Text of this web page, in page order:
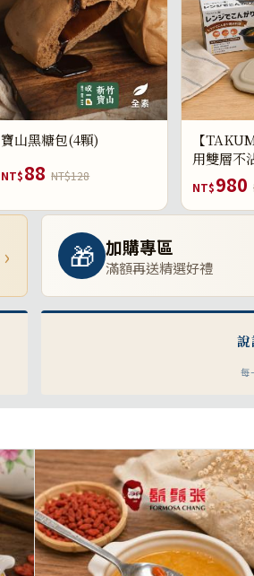
寶山黑糖包(4顆)
NT$88 NT$128
【
用雙層不
NT$980
› 🎁 加購專區
滿額再送精選好禮
說
每